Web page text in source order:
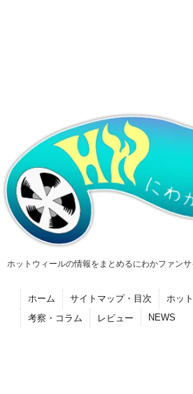
ホットウィールの情報をまとめるにわかファンサ
ホーム サイトマップ・目次
ホッ
考察・コラム
レビュー NEWS